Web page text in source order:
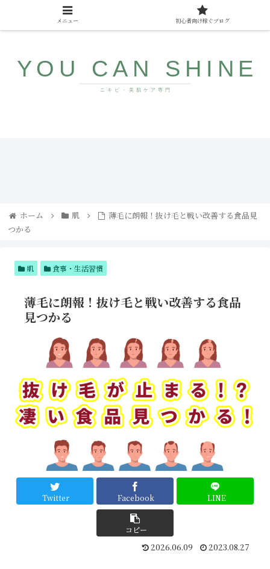
り食
品
ヨナ
ラ！
人気
アイ
テム
肌へ
ホーム 肌
薄毛に朗報！抜け毛と戦い改善する食品見
つかる
肌 食事・生活習慣
薄毛に朗報！抜け毛と戦い改善する食品
見つかる
Twitter Facebook LINE
コピー
2026.06.09 2023.08.27
メニュー 初心者向け稼ぐブログ